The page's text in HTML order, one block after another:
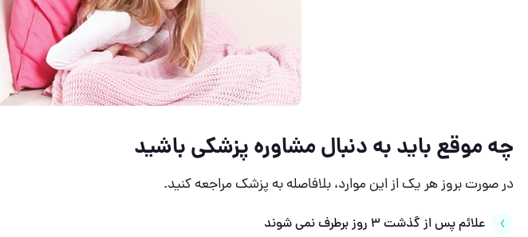
چه موقع باید به دنبال مشاوره پزشکی باشید
در صورت بروز هر یک از این موارد، بلافاصله به پزشک مراجعه کنید.
علائم پس از گذشت 3 روز برطرف نمی شوند